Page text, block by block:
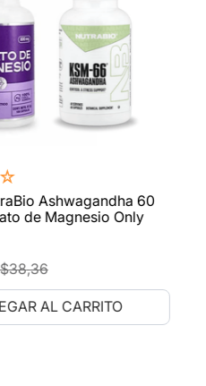
☆
Ashwagandha 60
de Magnesio Only
$38,36
AL CARRITO